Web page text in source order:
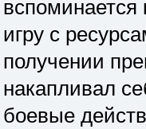
вспоминается
игру с
получении
накапливал
боевые